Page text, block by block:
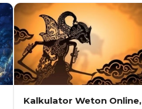
Kalkulator Weton Online,